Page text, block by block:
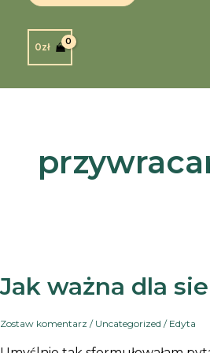
0zł
Jak ważna dla
Zostaw komentarz / Uncategorized / Edyta